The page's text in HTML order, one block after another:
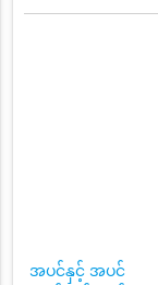
အပင်နှင့် အပင်